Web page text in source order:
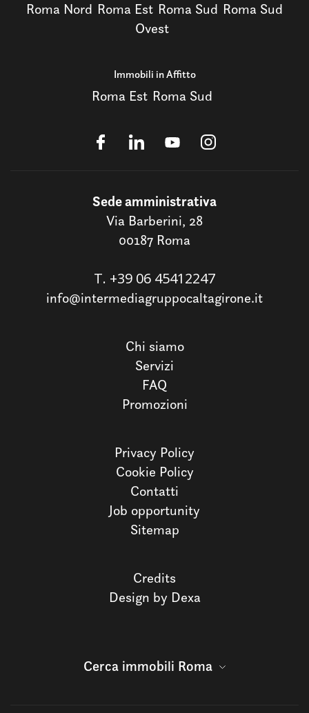
Roma Nord Roma Est Roma Sud Roma Sud
Ovest
Immobili in Affitto
Roma Est Roma Sud
Sede amministrativa
Via Barberini, 28
00187 Roma
T. +39 06 45412247
info@intermediagruppocaltagirone.it
Chi siamo
Servizi
FAQ
Promozioni
Privacy Policy
Cookie Policy
Contatti
Job opportunity
Sitemap
Credits
Design by Dexa
Cerca immobili Roma